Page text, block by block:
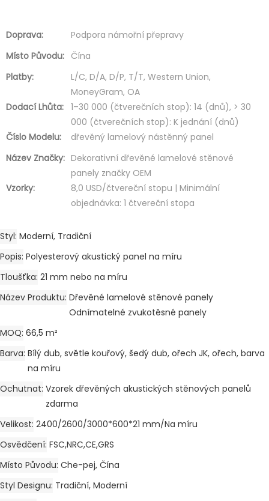
Doprava:
Podpora námořní přepravy
Místo Původu: Čína
Platby:
L/C, D/A, D/P, T/T, Western Union,
MoneyGram, OA
Dodací Lhůta: 1–30 000 (čtverečních stop): 14 (dnů), > 30
000 (čtverečních stop): K jednání (dnů)
Číslo Modelu:
dřevěný lamelový nástěnný panel
Název Značky: Dekorativní dřevěné lamelové stěnové
panely značky OEM
Vzorky:
8,0 USD/čtvereční stopu | Minimální
objednávka: 1 čtvereční stopa
Styl Moderní, Tradiční
Popis Polyesterový akustický panel na míru
Tloušťka 21 mm nebo na míru
Název Produktu Dřevěné lamelové stěnové panely
Odnímatelné zvukotěsné panely
MOQ 66,5 m²
Barva Bílý dub, světle kouřový, šedý dub, ořech JK, ořech, barva
na míru
Ochutnat Vzorek dřevěných akustických stěnových panelů
zdarma
Velikost 2400/2600/3000*600*21 mm/Na míru
Osvědčení FSC,NRC,CE,GRS
Místo Původu Che-pej, Čína
Styl Designu Tradiční, Moderní